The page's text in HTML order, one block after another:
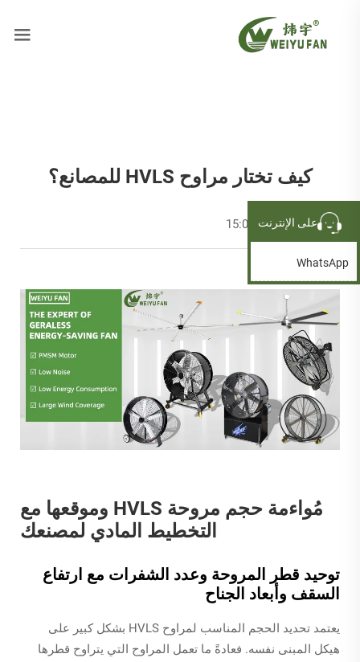
كيف تختار مراوح HVLS للمصانع؟
2026-03-23 15:07:24
مُواءمة حجم مروحة HVLS وموقعها مع
التخطيط المادي لمصنعك
توحيد قطر المروحة وعدد الشفرات مع ارتفاع
السقف وأبعاد الجناح
يعتمد تحديد الحجم المناسب لمراوح HVLS بشكل كبير على
هيكل المبنى نفسه. فعادةً ما تعمل المراوح التي يتراوح قطرها
على الإنترنت
WhatsApp